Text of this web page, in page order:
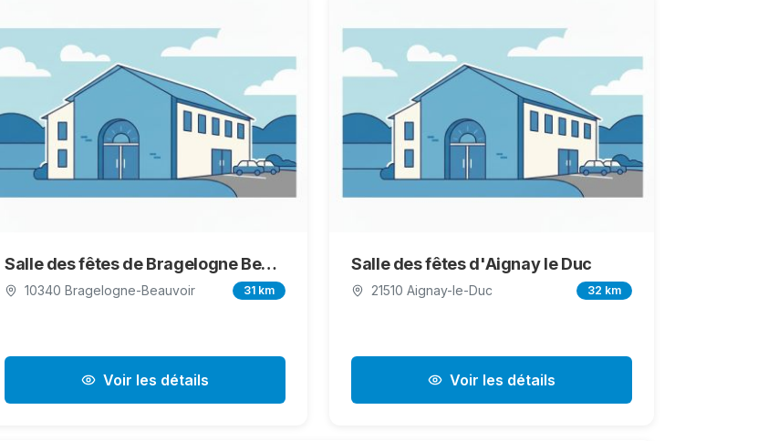
Salle des fêtes de Bragelogne Beauvoir
10340 Bragelogne-Beauvoir 31 km
Voir les détails
Salle des fêtes d'Aignay le Duc
21510 Aignay-le-Duc 32 km
Voir les détails